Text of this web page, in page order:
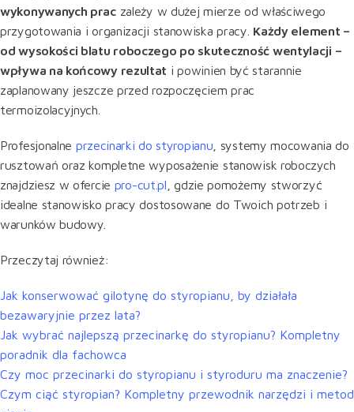
wykonywanych praczależy w dużej mierze od właściwego
przygotowania i organizacji stanowiska pracy. Każdy element –
od wysokości blatu roboczego po skuteczność wentylacji –
wpływa na końcowy rezultat i powinien być starannie
zaplanowany jeszcze przed rozpoczęciem prac
termoizolacyjnych.
Profesjonalne przecinarki do styropianu , systemy mocowania do
rusztowań oraz kompletne wyposażenie stanowisk roboczych
znajdziesz w ofercie pro-cut.pl , gdzie pomożemy stworzyć
idealne stanowisko pracy dostosowane do Twoich potrzeb i
warunków budowy.
Przeczytaj również:
Jak konserwować gilotynę do styropianu, by działała
bezawaryjnie przez lata?
Jak wybrać najlepszą przecinarkę do styropianu? Kompletny
poradnik dla fachowca
Czy moc przecinarki do styropianu i styroduru ma znaczenie?
Czym ciąć styropian? Kompletny przewodnik narzędzi i metod